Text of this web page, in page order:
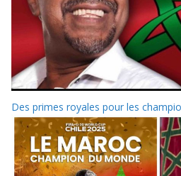
Des primes royales pour les